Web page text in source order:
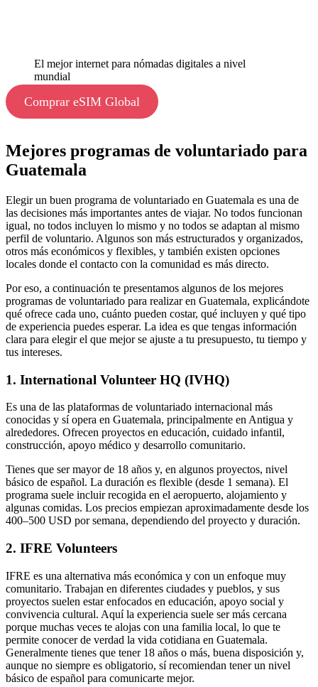
El mejor internet para nómadas digitales a nivel
mundial
Comprar eSIM Global
Mejores programas de voluntariado para
Guatemala
Elegir un buen programa de voluntariado en Guatemala es una de
las decisiones más importantes antes de viajar. No todos funcionan
igual, no todos incluyen lo mismo y no todos se adaptan al mismo
perfil de voluntario. Algunos son más estructurados y organizados,
otros más económicos y flexibles, y también existen opciones
locales donde el contacto con la comunidad es más directo.
Por eso, a continuación te presentamos algunos de los mejores
programas de voluntariado para realizar en Guatemala, explicándote
qué ofrece cada uno, cuánto pueden costar, qué incluyen y qué tipo
de experiencia puedes esperar. La idea es que tengas información
clara para elegir el que mejor se ajuste a tu presupuesto, tu tiempo y
tus intereses.
1. International Volunteer HQ (IVHQ)
Es una de las plataformas de voluntariado internacional más
conocidas y sí opera en Guatemala, principalmente en Antigua y
alrededores. Ofrecen proyectos en educación, cuidado infantil,
construcción, apoyo médico y desarrollo comunitario.
Tienes que ser mayor de 18 años y, en algunos proyectos, nivel
básico de español. La duración es flexible (desde 1 semana). El
programa suele incluir recogida en el aeropuerto, alojamiento y
algunas comidas. Los precios empiezan aproximadamente desde los
400–500 USD por semana, dependiendo del proyecto y duración.
2. IFRE Volunteers
IFRE es una alternativa más económica y con un enfoque muy
comunitario. Trabajan en diferentes ciudades y pueblos, y sus
proyectos suelen estar enfocados en educación, apoyo social y
convivencia cultural. Aquí la experiencia suele ser más cercana
porque muchas veces te alojas con una familia local, lo que te
permite conocer de verdad la vida cotidiana en Guatemala.
Generalmente tienes que tener 18 años o más, buena disposición y,
aunque no siempre es obligatorio, sí recomiendan tener un nivel
básico de español para comunicarte mejor.